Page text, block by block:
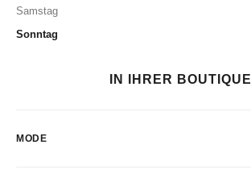
Samstag
Sonntag
IN IHRER BOUTIQUE
MODE